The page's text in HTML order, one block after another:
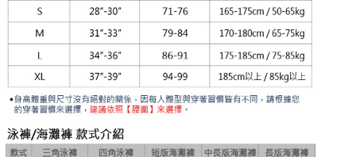
ATM／網路銀行／等多元方式進行付款，方視為交易完成。
※ 請注意：結帳手續完成當下不需立刻繳費，但若您需要取消訂單，請聯絡
購買商品的店家。未經商家同意取消之訂單仍視為有效，需透過AFTEE先享
後付繳納相關費用。
※ 交易是否成功請以「AFTEE先享後付 」之結帳頁面顯示為準，若有關於
是否繳費成功／繳費後需取消欲退款等相關疑問，請聯繫「AFTEE先享後付
客戶支援中心」 https://netprotections.freshdesk.com/support/home
１．透過由恩沛科技股份有限公司提供之「AFTEE先享後付」服務完成之交
易，需依本服務之必要範圍內提供個人資料，並將交易相關給付款項請求債
7-11取貨付款
每筆NT$80，滿NT$1,200(含以上)免運費
付款後7-11取貨
每筆NT$80，滿NT$1,200(含以上)免運費
宅配
每筆NT$85，滿NT$1,200(含以上)免運費